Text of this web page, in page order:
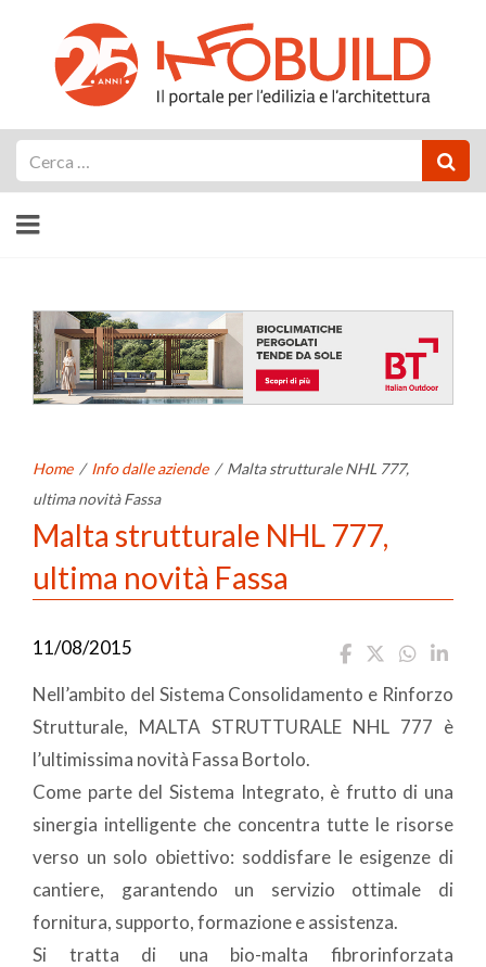
Home / Info dalle aziende / Malta strutturale NHL 777,
ultima novità Fassa
Malta strutturale NHL 777,
ultima novità Fassa
11/08/2015
Nell’ambito del Sistema Consolidamento e Rinforzo
Strutturale, MALTA STRUTTURALE NHL 777 è
l’ultimissima novità Fassa Bortolo.
Come parte del Sistema Integrato, è frutto di una
sinergia intelligente che concentra tutte le risorse
verso un solo obiettivo: soddisfare le esigenze di
cantiere, garantendo un servizio ottimale di
fornitura, supporto, formazione e assistenza.
Si tratta di una bio-malta fibrorinforzata